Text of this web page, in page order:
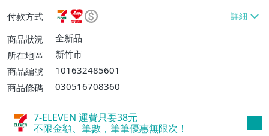
富取貨付款【單件運費$60】、宅配/貨運
【單件運費$100】
付款方式
商品狀況
全新品
所在地區
新竹市
商品編號
101632485601
商品條碼
030516708360
7-ELEVEN 運費只要38元
不限金額、筆數，筆筆優惠無限次！